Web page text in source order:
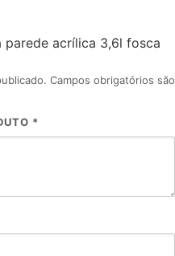
parede acrílica 3,6l fosca
Campos obrigatórios são
*